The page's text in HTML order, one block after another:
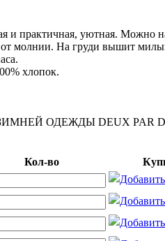
и практичная, уютная. Можно
молнии. На груди вышит
хлопок.
ОДЕЖДЫ DEUX PAR
Кол-во